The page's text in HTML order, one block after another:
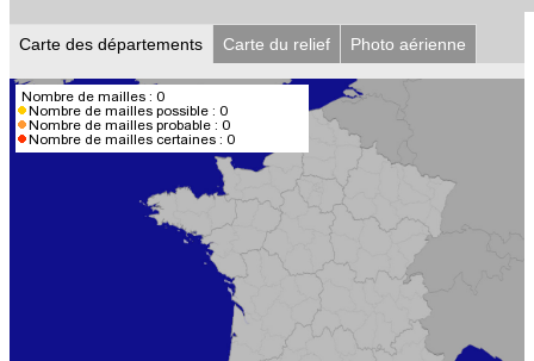
Carte des départements Carte du relief Photo aérienne